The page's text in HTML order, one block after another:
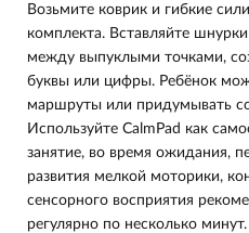
Возьмите коврик и гибкие
комплекта. Вставляйте
между выпуклыми точками,
буквы или цифры. Ребёнок
маршруты или придумывать
Используйте CalmPad как
занятие, во время ожидания,
развития мелкой моторики,
сенсорного восприятия
регулярно по несколько